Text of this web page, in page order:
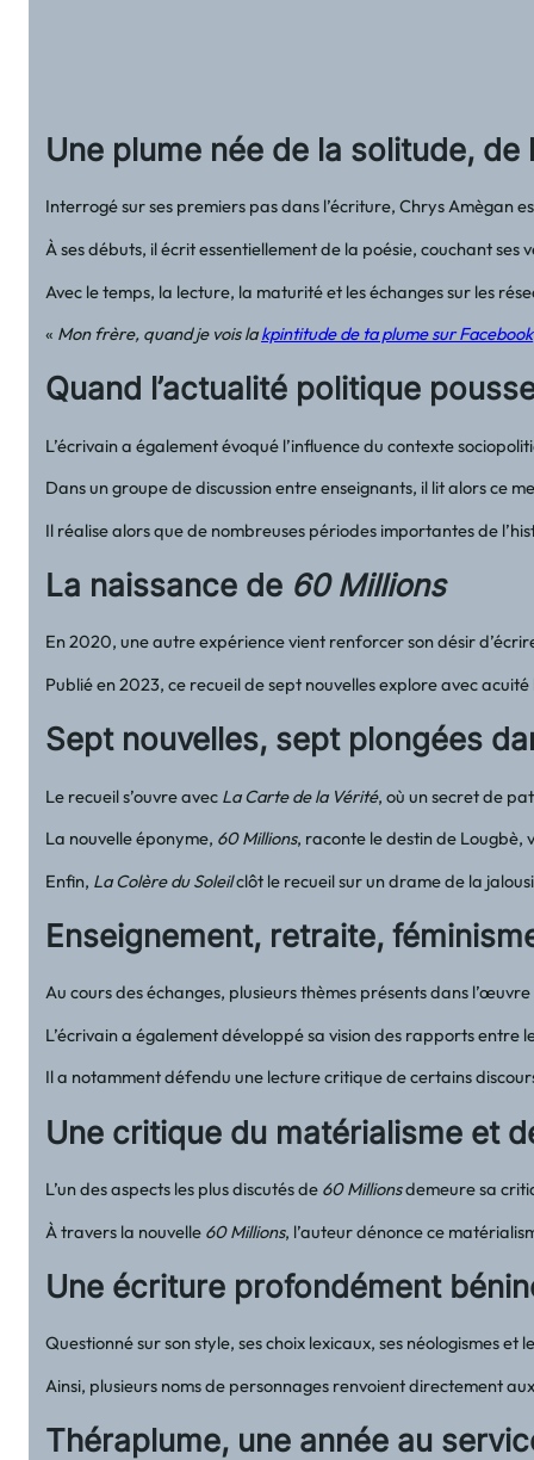
Une plume née de la solitude,
Interrogé sur ses premiers pas dans l’écriture, Chrys Amègan
À ses débuts, il écrit essentiellement de la poésie, couchant
Avec le temps, la lecture, la maturité et les échanges sur les
« Mon frère, quand je vois lakpintitude de ta plume sur Facebook
Quand l’actualité politique
L’écrivain a également évoqué l’influence du contexte
Dans un groupe de discussion entre enseignants, il lit alors ce
Il réalise alors que de nombreuses périodes importantes de
La naissance de 60 Millions
En 2020, une autre expérience vient renforcer son désir
Publié en 2023, ce recueil de sept nouvelles explore avec
Sept nouvelles, sept plongées
Le recueil s’ouvre avec La Carte de la Vérité, où un secret de
La nouvelle éponyme, 60 Millions, raconte le destin de Lougbè,
Enfin, La Colère du Soleilclôt le recueil sur un drame de la
Enseignement, retraite,
Au cours des échanges, plusieurs thèmes présents dans
L’écrivain a également développé sa vision des rapports entre
Il a notamment défendu une lecture critique de certains
Une critique du matérialisme et
L’un des aspects les plus discutés de 60 Millionsdemeure sa
À travers la nouvelle 60 Millions, l’auteur dénonce ce
Une écriture profondément
Questionné sur son style, ses choix lexicaux, ses néologismes
Ainsi, plusieurs noms de personnages renvoient directement
Théraplume, une année au